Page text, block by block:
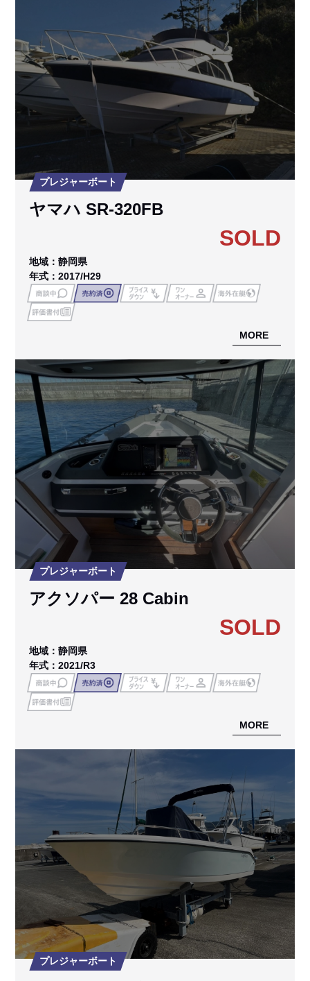
プレジャーボート
ヤマハ SR-320FB
SOLD
地域：静岡県
年式：2017/H29
MORE
プレジャーボート
アクソパー 28 Cabin
SOLD
地域：静岡県
年式：2021/R3
MORE
プレジャーボート